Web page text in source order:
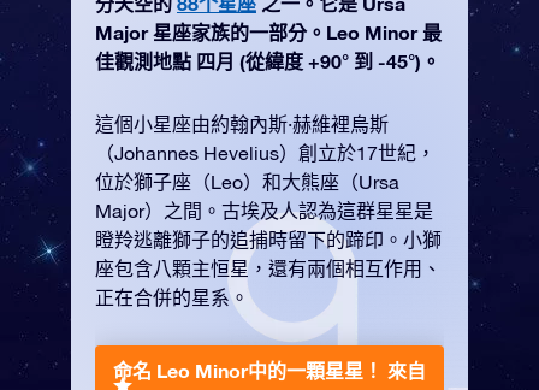
Major 星座家族的一部分。Leo Minor 最
佳觀測地點 四月 (從緯度 +90° 到 -45°)。
這個小星座由約翰內斯·赫維裡烏斯
（Johannes Hevelius）創立於17世紀，
位於獅子座（Leo）和大熊座（Ursa
Major）之間。古埃及人認為這群星星是
瞪羚逃離獅子的追捕時留下的蹄印。小獅
座包含八顆主恒星，還有兩個相互作用、
正在合併的星系。
命名 Leo Minor中的一顆星星！ 來自